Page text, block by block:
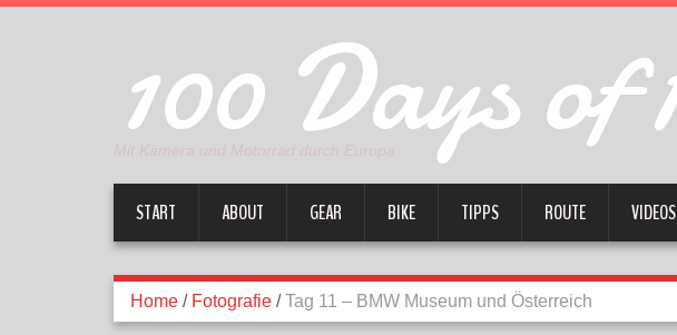
100 Days of
START ABOUT GEAR BIKE TIPPS ROUTE VIDEOS
Home / Fotografie / Tag 11 – BMW Museum und Österreich